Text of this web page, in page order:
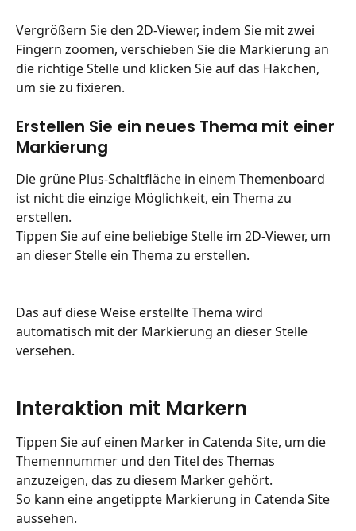
Vergrößern Sie den 2D-Viewer, indem Sie mit zwei
Fingern zoomen, verschieben Sie die Markierung an
die richtige Stelle und klicken Sie auf das Häkchen,
um sie zu fixieren.
Erstellen Sie ein neues Thema mit einer
Markierung
Die grüne Plus-Schaltfläche in einem Themenboard
ist nicht die einzige Möglichkeit, ein Thema zu
erstellen.
Tippen Sie auf eine beliebige Stelle im 2D-Viewer, um
an dieser Stelle ein Thema zu erstellen.
Das auf diese Weise erstellte Thema wird
automatisch mit der Markierung an dieser Stelle
versehen.
Interaktion mit Markern
Tippen Sie auf einen Marker in Catenda Site, um die
Themennummer und den Titel des Themas
anzuzeigen, das zu diesem Marker gehört.
So kann eine angetippte Markierung in Catenda Site
aussehen.